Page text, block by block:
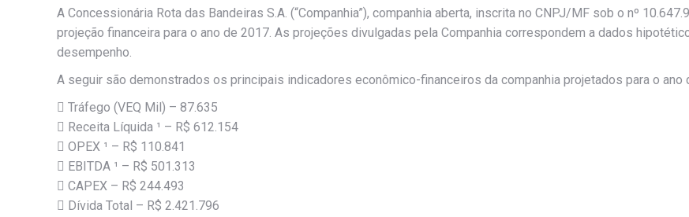
A Concessionária Rota das Bandeiras S.A. (“Companhia”), companhia aberta, inscrita no CNPJ/MF sob o nº
projeção financeira para o ano de 2017. As projeções divulgadas pela Companhia correspondem a dados
desempenho.
A seguir são demonstrados os principais indicadores econômico-financeiros da companhia projetados para o ano
 Tráfego (VEQ Mil) – 87.635
 Receita Líquida ¹ – R$ 612.154
 OPEX ¹ – R$ 110.841
 EBITDA ¹ – R$ 501.313
 CAPEX – R$ 244.493
 Dívida Total – R$ 2.421.796